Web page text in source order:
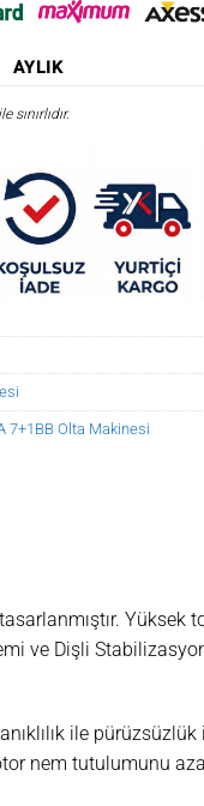
AYLIK
7+1BB Olta Makinesi
Yüksek
ve Dişli
ile
nem tutulumunu